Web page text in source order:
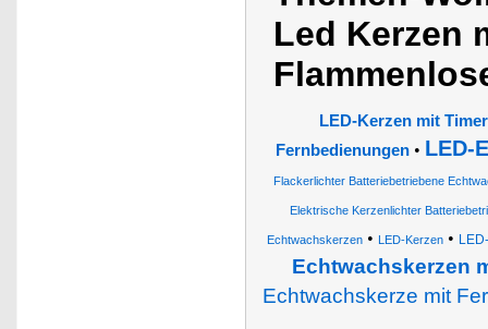
Led Kerzen
LED-Kerzen mit
Fernbedienungen • LED-
Flackerlichter Batteriebetriebene
Elektrische Kerzenlichter
Echtwachskerzen • LED-Kerzen •
Echtwachskerzen
Echtwachskerze mit